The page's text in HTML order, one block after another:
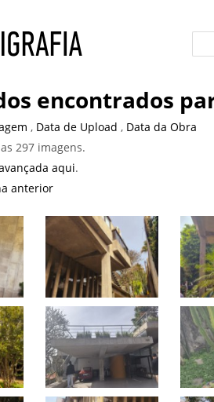
encontrados
, Data de Upload, Data da Obra
297 imagens.
aqui.
anterior